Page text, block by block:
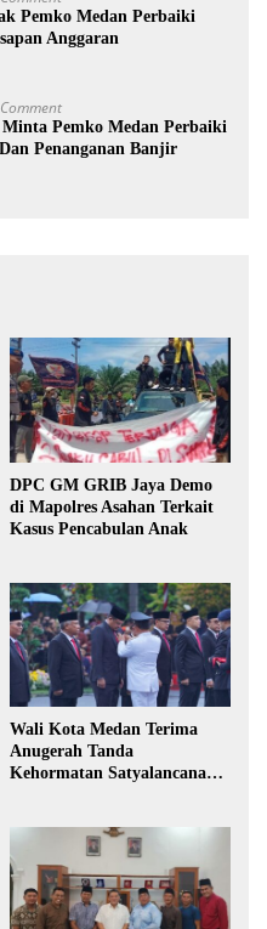
Pemko Medan Perbaiki
Anggaran
Pemko Medan Perbaiki
Penanganan Banjir
DPC GM GRIB Jaya Demo
di Mapolres Asahan Terkait
Kasus Pencabulan Anak
Wali Kota Medan Terima
Anugerah Tanda
Kehormatan Satyalancana